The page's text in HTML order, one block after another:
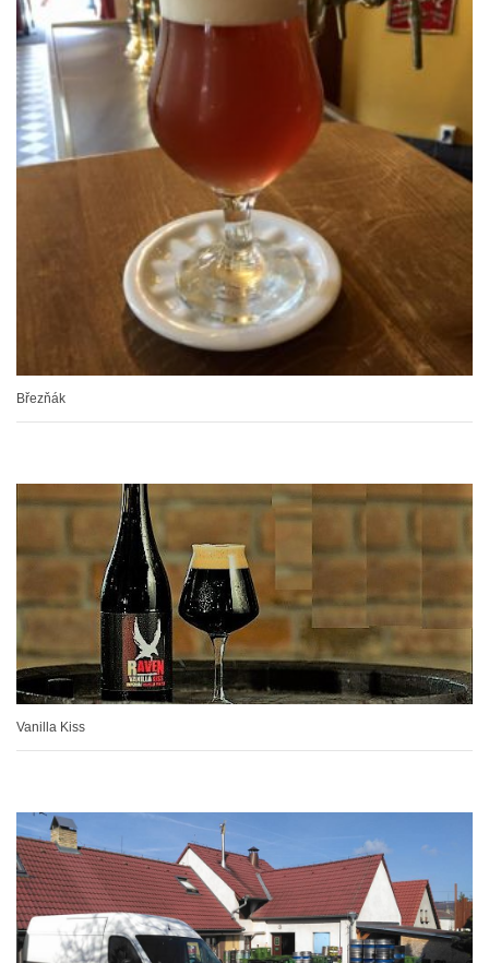
Březňák
Vanilla Kiss